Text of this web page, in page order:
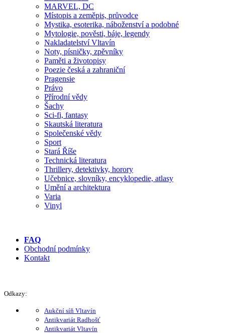
MARVEL, DC
Místopis a zeměpis, průvodce
Mystika, esoterika, náboženství a podobné
Mytologie, pověsti, báje, legendy
Nakladatelství Vltavín
Noty, písničky, zpěvníky
Paměti a životopisy
Poezie česká a zahraniční
Pragensie
Právo
Přírodní vědy
Šachy
Sci-fi, fantasy
Skautská literatura
Společenské vědy
Sport
Stará Říše
Technická literatura
Thrillery, detektivky, horory
Učebnice, slovníky, encyklopedie, atlasy
Umění a architektura
Varia
Vinyl
FAQ
Obchodní podmínky
Kontakt
Odkazy:
Aukční síň Vltavín
Antikvariát Radhošť
Antikvariát Vltavín